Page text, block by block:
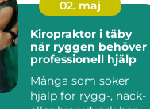
02. maj
Kiropraktor i täby
när ryggen behöver
professionell hjälp
Många som söker
hjälp för rygg-, nack-